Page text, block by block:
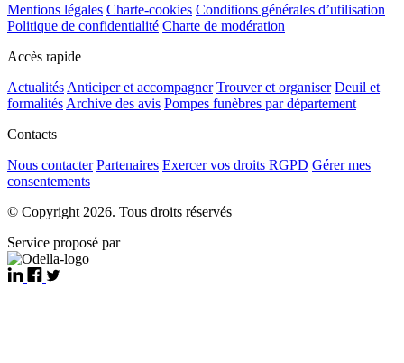
Mentions légales Charte-cookies Conditions générales d’utilisation
Politique de confidentialité Charte de modération
Accès rapide
Actualités Anticiper et accompagner Trouver et organiser Deuil et
formalités Archive des avis Pompes funèbres par département
Contacts
Nous contacter Partenaires Exercer vos droits RGPD Gérer mes
consentements
© Copyright 2026. Tous droits réservés
Service proposé par